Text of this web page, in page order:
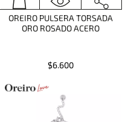
OREIRO PULSERA TORSADA
ORO ROSADO ACERO
$6.600